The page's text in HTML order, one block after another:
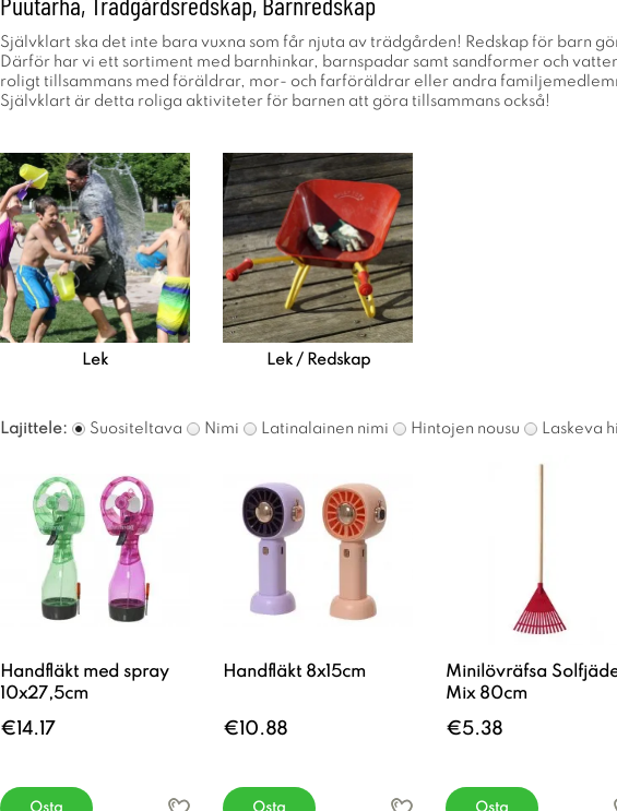
Självklart ska det inte bara vuxna som får njuta av trädgården! Redskap för barn
Därför har vi ett sortiment med barnhinkar, barnspadar samt sandformer och
roligt tillsammans med föräldrar, mor- och farföräldrar eller andra
Självklart är detta roliga aktiviteter för barnen att göra tillsammans också!
Lek Lek / Redskap
Lajittele: Suositeltava Nimi Latinalainen nimi Hintojen nousu Laskeva
Handfläkt med spray
10x27,5cm
€14.17
Handfläkt 8x15cm
€10.88
Minilövräfsa
Mix 80cm
€5.38